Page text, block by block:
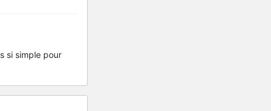
si simple pour